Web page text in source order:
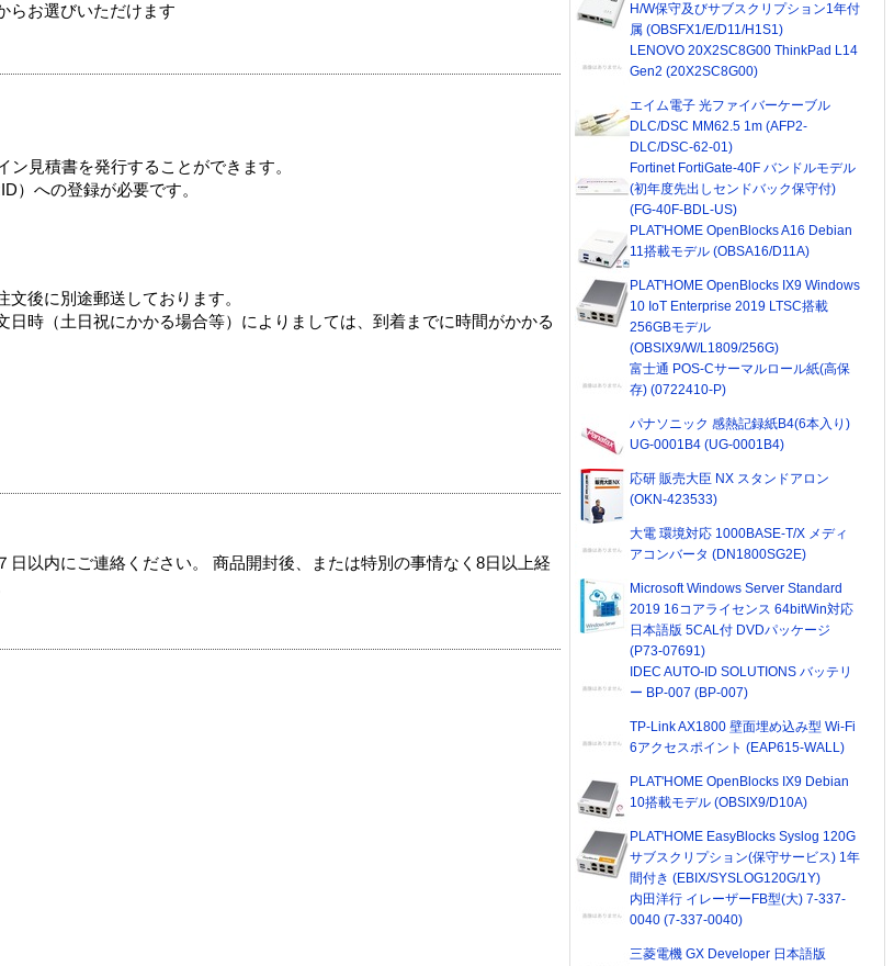
らお選びいただけます
見積書を発行することができます。
）への登録が必要です。
後に別途郵送しております。
時（土日祝にかかる場合等）によりましては、到着までに時間がかかる
以内にご連絡ください。 商品開封後、または特別の事情なく8日以上経
H/W保守及びサブスクリプション1年付
属 (OBSFX1/E/D11/H1S1)
LENOVO 20X2SC8G00 ThinkPad L14
Gen2 (20X2SC8G00)
エイム電子 光ファイバーケーブル
DLC/DSC MM62.5 1m (AFP2-
DLC/DSC-62-01)
Fortinet FortiGate-40F バンドルモデル
(初年度先出しセンドバック保守付)
(FG-40F-BDL-US)
PLAT'HOME OpenBlocks A16 Debian
11搭載モデル (OBSA16/D11A)
PLAT'HOME OpenBlocks IX9 Windows
10 IoT Enterprise 2019 LTSC搭載
256GBモデル
(OBSIX9/W/L1809/256G)
富士通 POS-Cサーマルロール紙(高保
存) (0722410-P)
パナソニック 感熱記録紙B4(6本入り)
UG-0001B4 (UG-0001B4)
応研 販売大臣 NX スタンドアロン
(OKN-423533)
大電 環境対応 1000BASE-T/X メディ
アコンバータ (DN1800SG2E)
Microsoft Windows Server Standard
2019 16コアライセンス 64bitWin対応
日本語版 5CAL付 DVDパッケージ
(P73-07691)
IDEC AUTO-ID SOLUTIONS バッテリ
ー BP-007 (BP-007)
TP-Link AX1800 壁面埋め込み型 Wi-Fi
6アクセスポイント (EAP615-WALL)
PLAT'HOME OpenBlocks IX9 Debian
10搭載モデル (OBSIX9/D10A)
PLAT'HOME EasyBlocks Syslog 120G
サブスクリプション(保守サービス) 1年
間付き (EBIX/SYSLOG120G/1Y)
内田洋行 イレーザーFB型(大) 7-337-
0040 (7-337-0040)
三菱電機 GX Developer 日本語版